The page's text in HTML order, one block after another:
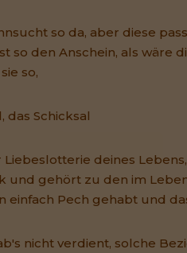
so da, aber diese
so den Anschein, als wäre
so,
das Schicksal
deines
und gehört zu den im
einfach Pech gehabt und
nicht verdient, solche